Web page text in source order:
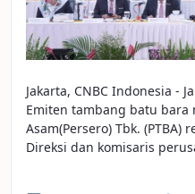
Jakarta, CNBC Indonesia -
Emiten tambang batu bara
Asam(Persero) Tbk.
Direksi dan komisaris